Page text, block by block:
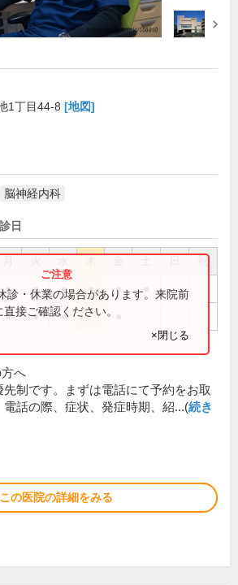
1丁目44-8 [地図]
脳神経内科
日
祝
● ● ● ● ●
● ● ●
診・休業の場合があります。来院前
接ご確認ください。
×閉じる
へ
先制です。まずは電話にて予約をお取
電話の際、症状、発症時期、紹...(続き
この医院の詳細をみる